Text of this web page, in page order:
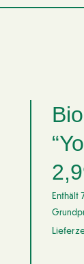
Enthält